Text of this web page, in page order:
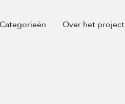
Categorieën Over het project